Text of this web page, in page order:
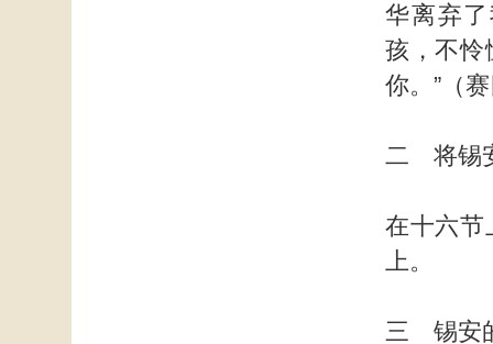
华离弃
孩，不怜
你。”（
二 将锡
在十六节
上。
三 锡安